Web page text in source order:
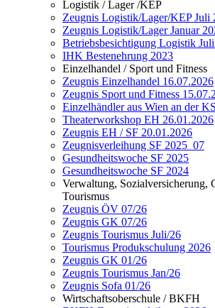
Logistik / Lager /KEP
Zeugnis Logistik/Lager/KEP Juli
Zeugnis Logistik/Lager Januar
Betriebsbesichtigung Logistik
IHK Bestenehrung 2023
Einzelhandel / Sport und Fitness
Zeugnis Einzelhandel 16.07.2026
Zeugnis Sport und Fitness
Einzelhändler aus Wien an der
Theaterworkshop EH 26.01.2026
Zeugnis EH / SF 20.01.2026
Zeugnisverleihung SF 2025_07
Gesundheitswoche SF 2025
Gesundheitswoche SF 2024
Verwaltung, Sozialversicherung,
Tourismus
Zeugnis ÖV 07/26
Zeugnis GK 07/26
Zeugnis Tourismus Juli/26
Tourismus Produkschulung 2026
Zeugnis GK 01/26
Zeugnis Tourismus Jan/26
Zeugnis Sofa 01/26
Wirtschaftsoberschule / BKFH